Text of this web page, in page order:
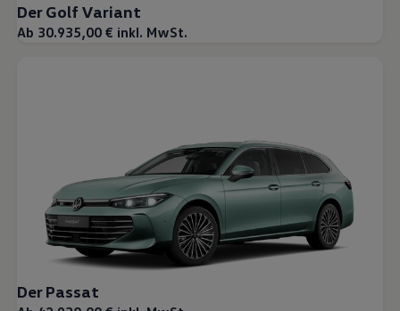
Der Golf Variant
Ab 30.935,00 € inkl. MwSt.
Der Passat